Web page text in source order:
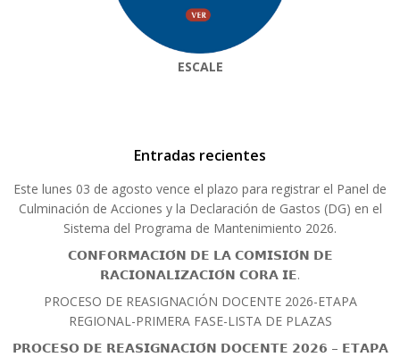
ESCALE
Entradas recientes
Este lunes 03 de agosto vence el plazo para registrar el Panel de
Culminación de Acciones y la Declaración de Gastos (DG) en el
Sistema del Programa de Mantenimiento 2026.
𝗖𝗢𝗡𝗙𝗢𝗥𝗠𝗔𝗖𝗜𝗢́𝗡 𝗗𝗘 𝗟𝗔 𝗖𝗢𝗠𝗜𝗦𝗜𝗢́𝗡 𝗗𝗘
𝗥𝗔𝗖𝗜𝗢𝗡𝗔𝗟𝗜𝗭𝗔𝗖𝗜𝗢́𝗡 𝗖𝗢𝗥𝗔 𝗜𝗘.
PROCESO DE REASIGNACIÓN DOCENTE 2026-ETAPA
REGIONAL-PRIMERA FASE-LISTA DE PLAZAS
𝗣𝗥𝗢𝗖𝗘𝗦𝗢 𝗗𝗘 𝗥𝗘𝗔𝗦𝗜𝗚𝗡𝗔𝗖𝗜𝗢́𝗡 𝗗𝗢𝗖𝗘𝗡𝗧𝗘 𝟮𝟬𝟮𝟲 – 𝗘𝗧𝗔𝗣𝗔